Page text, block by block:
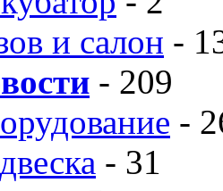
и салон -
- 209
-
- 31